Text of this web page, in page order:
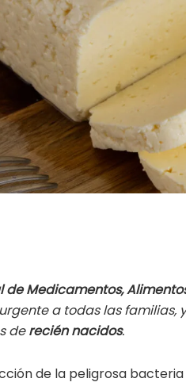
Medicamentos,
a todas las familias,
derecién nacidos.
de la peligrosa bacteria